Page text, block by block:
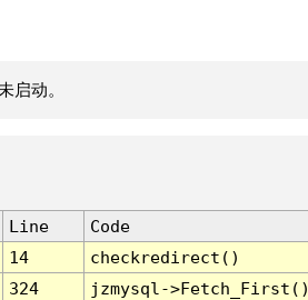
启动。
Line
Code
14
checkredirect()
324
jzmysql-